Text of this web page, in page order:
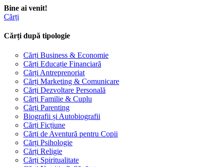
Bine ai venit!
Cărți
Cărți după tipologie
Cărți Business & Economie
Cărți Educație Financiară
Cărți Antreprenoriat
Cărți Marketing & Comunicare
Cărți Dezvoltare Personală
Cărți Familie & Cuplu
Cărți Parenting
Biografii și Autobiografii
Cărți Ficțiune
Cărți de Aventură pentru Copii
Cărți Psihologie
Cărți Religie
Cărți Spiritualitate